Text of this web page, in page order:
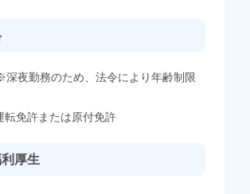
夜勤務のため、法令により年齢制限
転免許または原付免許
厚生